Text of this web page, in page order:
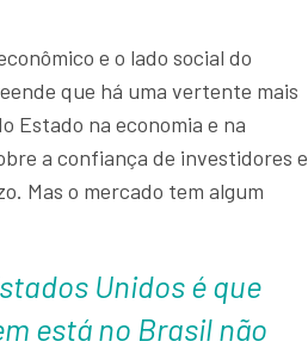
e o lado social do
que há uma vertente mais
Estado na economia e na
a confiança de investidores e
Mas o mercado tem algum
Unidos é que
está no Brasil não